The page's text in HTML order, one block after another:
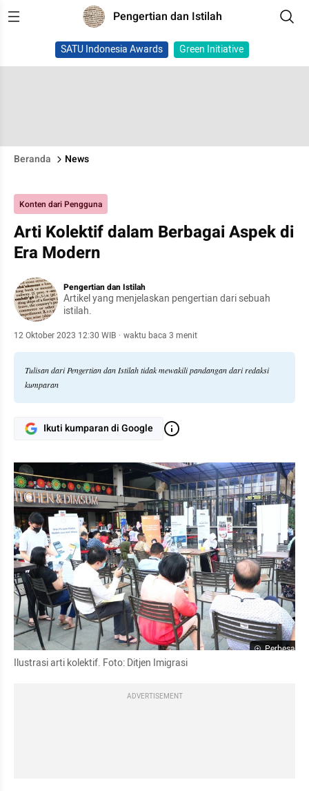
Pengertian dan Istilah
SATU Indonesia Awards Green Initiative
Beranda News
Konten dari Pengguna
Arti Kolektif dalam Berbagai Aspek di
Era Modern
Pengertian dan Istilah
Artikel yang menjelaskan pengertian dari sebuah
istilah.
12 Oktober 2023 12:30 WIB · waktu baca 3 menit
Tulisan dari Pengertian dan Istilah tidak mewakili pandangan dari redaksi
kumparan
Ikuti kumparan di Google
Perbesar
Ilustrasi arti kolektif. Foto: Ditjen Imigrasi
ADVERTISEMENT